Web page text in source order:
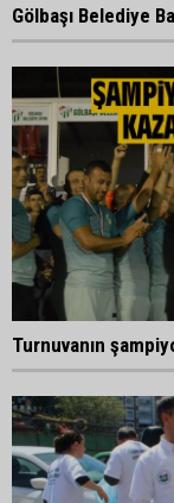
Gölbaşı Belediye
Turnuvanın